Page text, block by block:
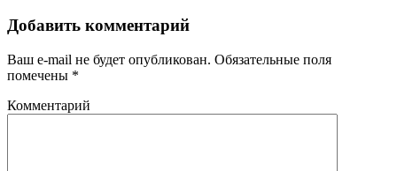
Добавить комментарий
Ваш e-mail не будет опубликован. Обязательные поля
помечены *
Комментарий